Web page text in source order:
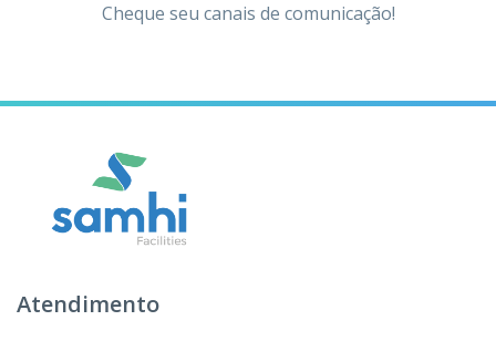
Cheque seu canais de comunicação!
Atendimento